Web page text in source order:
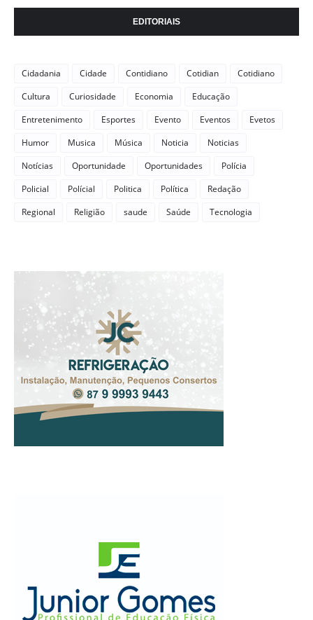
EDITORIAIS
Cidadania Cidade Contidiano Cotidian
Cotidiano
Cultura
Curiosidade Economia
Educação
Entretenimento
Esportes Evento Eventos
Evetos
Humor
Musica Música Noticia
Noticias
Notícias
Oportunidade Oportunidades
Polícia
Policial
Polícial Politica Política
Redação
Regional
Religião saude Saúde Tecnologia